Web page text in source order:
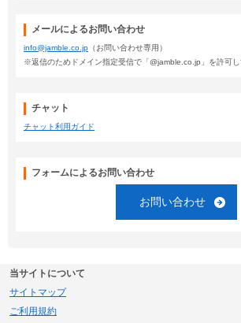
メールによるお問い合わせ
info@jamble.co.jp （お問い合わせ専用）
※返信のためドメイン指定受信で「@jamble.co.jp」を許可し
チャット
チャット利用ガイド
フォームによるお問い合わせ
お問い合わせ
当サイトについて
サイトマップ
ご利用規約